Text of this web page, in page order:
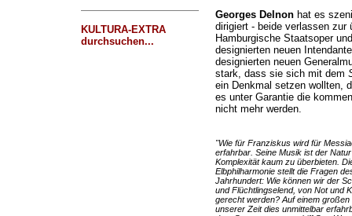
KULTURA-EXTRA
durchsuchen...
Georges Delnonhat es
dirigiert - beide verlassen zur
Hamburgische Staatsoper
designierten neuen
designierten neuen
stark, dass sie sich mit dem
ein Denkmal setzen wollten,
es unter Garantie die
nicht mehr werden.
"Wie für Franziskus wird für
erfahrbar. Seine Musik ist der
Komplexität kaum zu überbieten.
Elbphilharmonie stellt die Fragen
Jahrhundert: Wie können wir der
und Flüchtlingselend, von Not und
gerecht werden? Auf einem
unserer Zeit dies unmittelbar